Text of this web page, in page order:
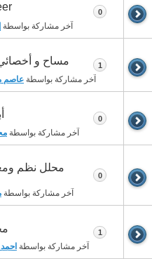
آخر مشاركة بواسطة
0
مساح و
آخر مشاركة بواسطة عاصم
1
آخر مشاركة بواسطة
0
آخر مشاركة بواسطة
0
آخر مشاركة بواسطة
1